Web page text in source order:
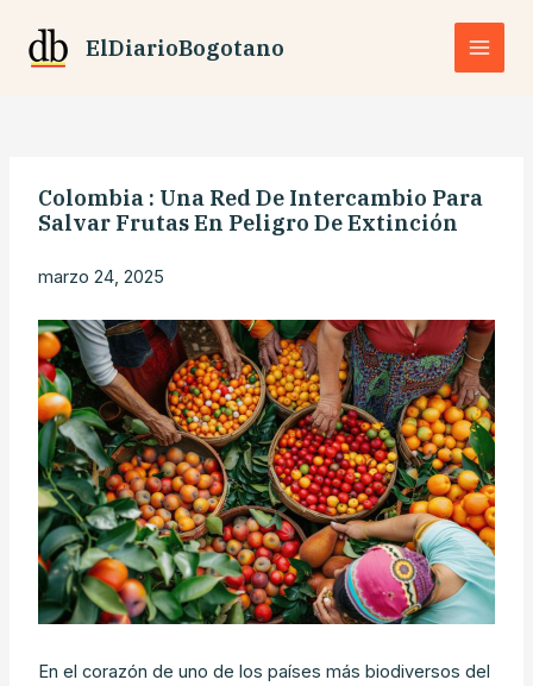
contenido
ElDiarioBogotano
Colombia : Una Red De Intercambio Para
Salvar Frutas En Peligro De Extinción
marzo 24, 2025
En el corazón de uno de los países más biodiversos del